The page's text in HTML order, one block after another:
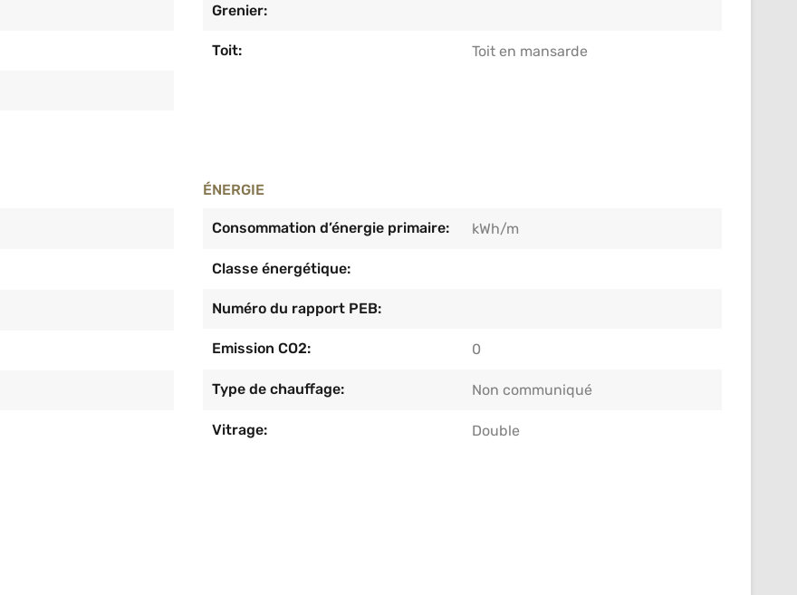
Grenier:
Toit: Toit en mansarde
ÉNERGIE
Consommation d’énergie primaire: kWh/m
Classe énergétique:
Numéro du rapport PEB:
Emission CO2: 0
Type de chauffage: Non communiqué
Vitrage: Double